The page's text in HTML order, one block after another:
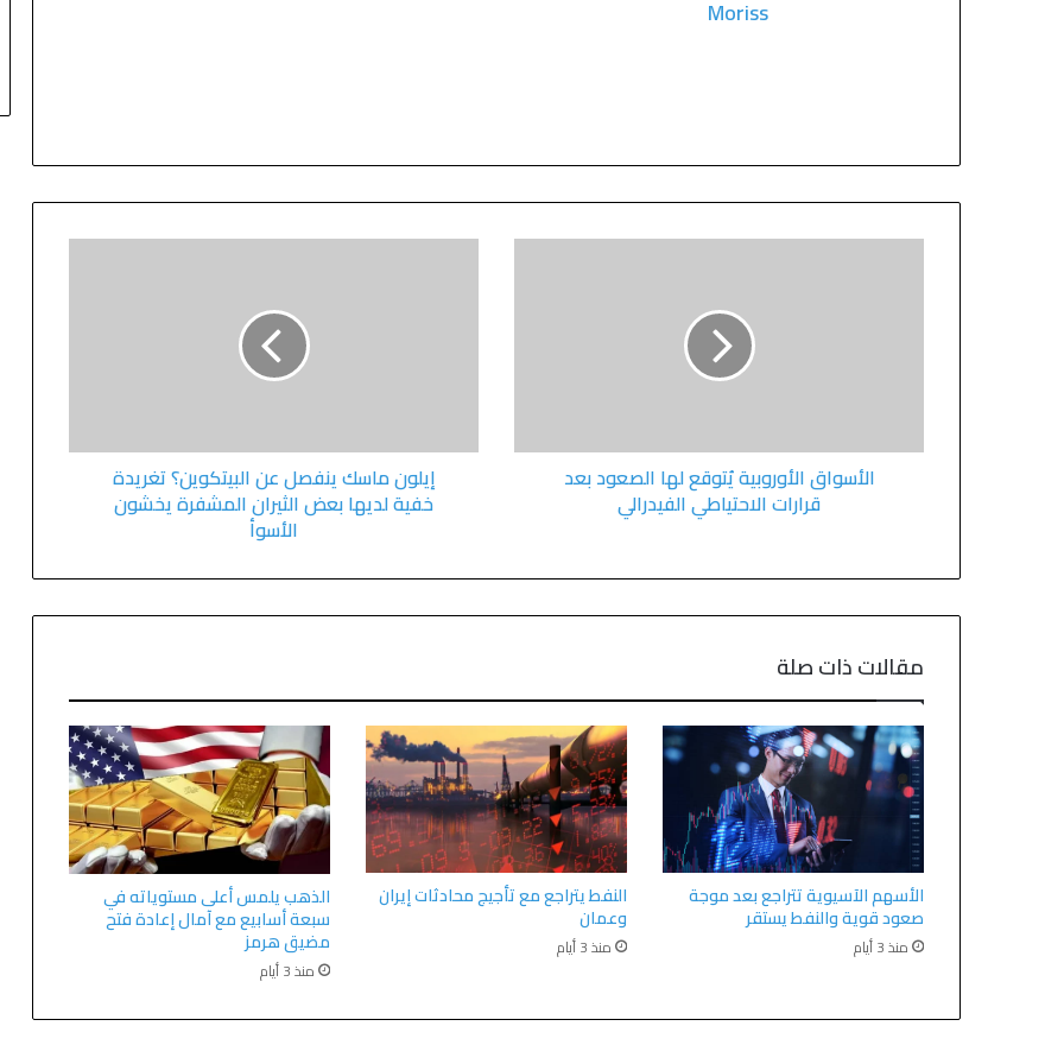
Moriss
الأسواق الأوروبية يُتوقع لها الصعود بعد
قرارات الاحتياطي الفيدرالي
إيلون ماسك ينفصل عن البيتكوين؟ تغريدة
خفية لديها بعض الثيران المشفرة يخشون
الأسوأ
مقالات ذات صلة
الأسهم الآسيوية تتراجع بعد موجة
صعود قوية والنفط يستقر
منذ 3 أيام
النفط يتراجع مع تأجيج محادثات إيران
وعمان
منذ 3 أيام
الذهب يلمس أعلى مستوياته في
سبعة أسابيع مع آمال إعادة فتح
مضيق هرمز
منذ 3 أيام